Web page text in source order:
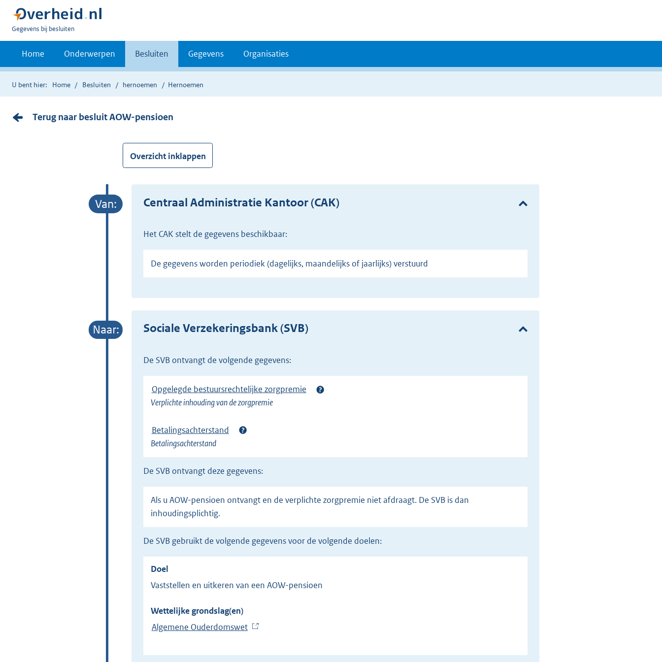
U
bent
Gegevens bij besluiten
Home Onderwerpen Besluiten Gegevens Organisaties
U bent hier: Home Besluiten hernoemen Hernoemen
Terug naar besluit AOW-pensioen
Overzicht inklappen
Centraal Administratie Kantoor (CAK)
het CAK stelt de gegevens beschikbaar:
De gegevens worden periodiek (dagelijks, maandelijks of jaarlijks) verstuurd
Sociale Verzekeringsbank (SVB)
de SVB ontvangt de volgende gegevens:
Opgelegde bestuursrechtelijke zorgpremie
Verplichte inhouding van de zorgpremie
Betalingsachterstand
Betalingsachterstand
de SVB ontvangt deze gegevens:
Als u AOW-pensioen ontvangt en de verplichte zorgpremie niet afdraagt. De SVB is dan
inhoudingsplichtig.
de SVB gebruikt de volgende gegevens voor de volgende doelen:
Doel
Vaststellen en uitkeren van een AOW-pensioen
Wettelijke grondslag(en)
Algemene Ouderdomswet(
x